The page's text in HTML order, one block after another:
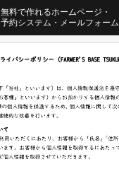
無料で作れるホームページ・
予約システム・メールフォーム